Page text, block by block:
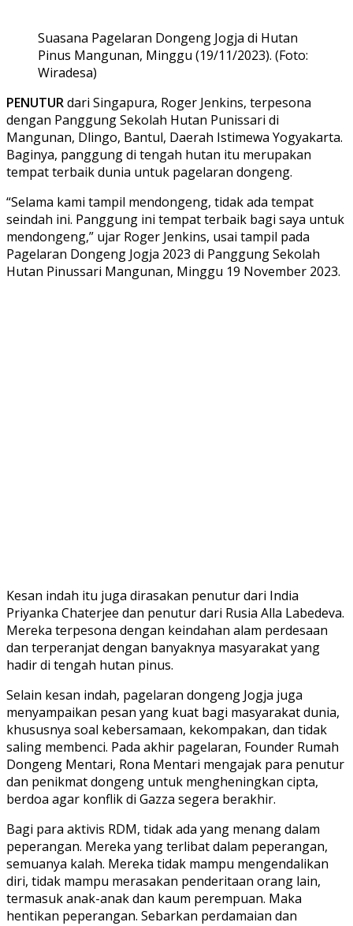
Suasana Pagelaran Dongeng Jogja di Hutan
Pinus Mangunan, Minggu (19/11/2023). (Foto:
Wiradesa)
PENUTURdari Singapura, Roger Jenkins, terpesona
dengan Panggung Sekolah Hutan Punissari di
Mangunan, Dlingo, Bantul, Daerah Istimewa Yogyakarta.
Baginya, panggung di tengah hutan itu merupakan
tempat terbaik dunia untuk pagelaran dongeng.
“Selama kami tampil mendongeng, tidak ada tempat
seindah ini. Panggung ini tempat terbaik bagi saya untuk
mendongeng,” ujar Roger Jenkins, usai tampil pada
Pagelaran Dongeng Jogja 2023 di Panggung Sekolah
Hutan Pinussari Mangunan, Minggu 19 November 2023.
Kesan indah itu juga dirasakan penutur dari India
Priyanka Chaterjee dan penutur dari Rusia Alla Labedeva.
Mereka terpesona dengan keindahan alam perdesaan
dan terperanjat dengan banyaknya masyarakat yang
hadir di tengah hutan pinus.
Selain kesan indah, pagelaran dongeng Jogja juga
menyampaikan pesan yang kuat bagi masyarakat dunia,
khususnya soal kebersamaan, kekompakan, dan tidak
saling membenci. Pada akhir pagelaran, Founder Rumah
Dongeng Mentari, Rona Mentari mengajak para penutur
dan penikmat dongeng untuk mengheningkan cipta,
berdoa agar konflik di Gazza segera berakhir.
Bagi para aktivis RDM, tidak ada yang menang dalam
peperangan. Mereka yang terlibat dalam peperangan,
semuanya kalah. Mereka tidak mampu mengendalikan
diri, tidak mampu merasakan penderitaan orang lain,
termasuk anak-anak dan kaum perempuan. Maka
hentikan peperangan. Sebarkan perdamaian dan